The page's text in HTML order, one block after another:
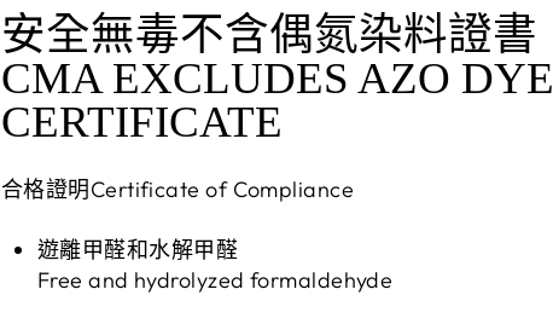
安全無毒不含偶氮染料證書
CMA EXCLUDES AZO DYE
CERTIFICATE
合格證明Certificate of Compliance
遊離甲醛和水解甲醛
Free and hydrolyzed formaldehyde